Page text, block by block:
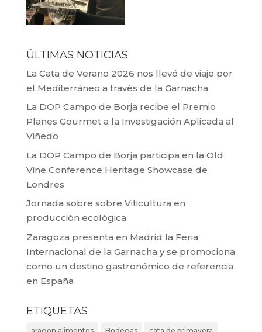
ÚLTIMAS NOTICIAS
La Cata de Verano 2026 nos llevó de viaje por
el Mediterráneo a través de la Garnacha
La DOP Campo de Borja recibe el Premio
Planes Gourmet a la Investigación Aplicada al
Viñedo
La DOP Campo de Borja participa en la Old
Vine Conference Heritage Showcase de
Londres
Jornada sobre sobre Viticultura en
producción ecológica
Zaragoza presenta en Madrid la Feria
Internacional de la Garnacha y se promociona
como un destino gastronómico de referencia
en España
ETIQUETAS